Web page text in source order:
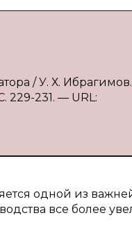
/ У. Х.
231. — URL:
одной из
все более